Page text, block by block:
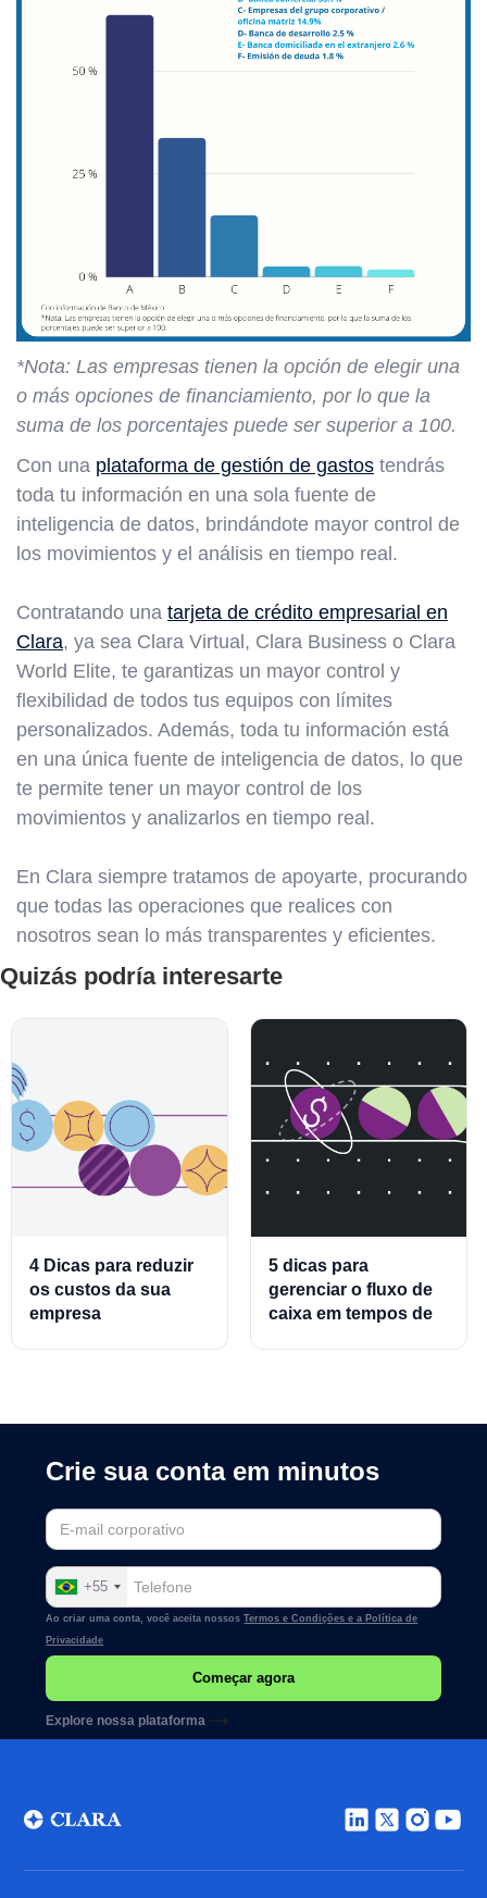
*Nota: Las empresas tienen la opción de elegir una
o más opciones de financiamiento, por lo que la
suma de los porcentajes puede ser superior a 100.
Con una plataforma de gestión de gastos tendrás
toda tu información en una sola fuente de
inteligencia de datos, brindándote mayor control de
los movimientos y el análisis en tiempo real.
Contratando una tarjeta de crédito empresarial en
Clara, ya sea Clara Virtual, Clara Business o Clara
World Elite, te garantizas un mayor control y
flexibilidad de todos tus equipos con límites
personalizados. Además, toda tu información está
en una única fuente de inteligencia de datos, lo que
te permite tener un mayor control de los
movimientos y analizarlos en tiempo real.
En Clara siempre tratamos de apoyarte, procurando
que todas las operaciones que realices con
nosotros sean lo más transparentes y eficientes.
Quizás podría interesarte
4 Dicas para reduzir
os custos da sua
empresa
5 dicas para
gerenciar o fluxo de
caixa em tempos de
Crie sua conta em minutos
+55
Ao criar uma conta, você aceita nossosTermos e Condições e a Política de
Privacidade
Explore nossa plataforma